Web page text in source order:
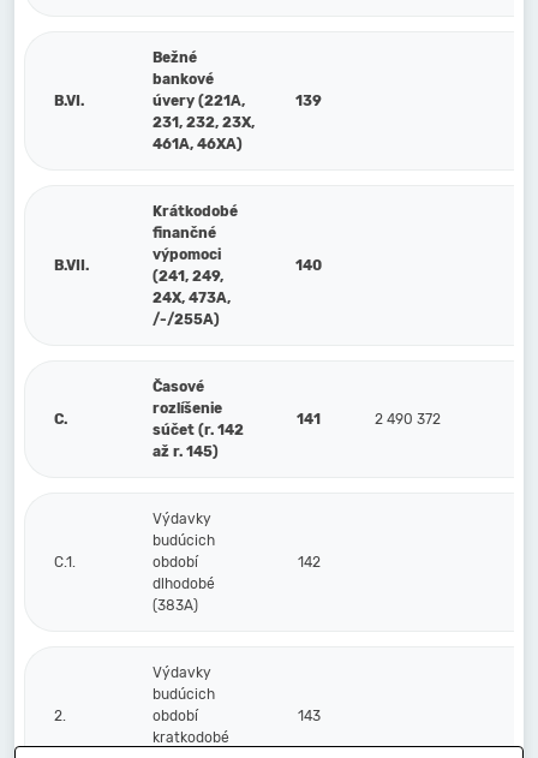
B.VI.
Bežné
bankové
úvery (221A,
231, 232, 23X,
461A, 46XA)
139
B.VII.
Krátkodobé
finančné
výpomoci
(241, 249,
24X, 473A,
/-/255A)
140
C.
Časové
rozlíšenie
súčet (r. 142
až r. 145)
141 2 490 372
C.1.
Výdavky
budúcich
období
dlhodobé
(383A)
142
2.
Výdavky
budúcich
období
kratkodobé
143